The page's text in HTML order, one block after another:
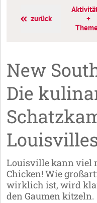
zurück
+
New
Die
Louisville kann viel
Chicken! Wie
wirklich ist, wird
den Gaumen kitzeln.